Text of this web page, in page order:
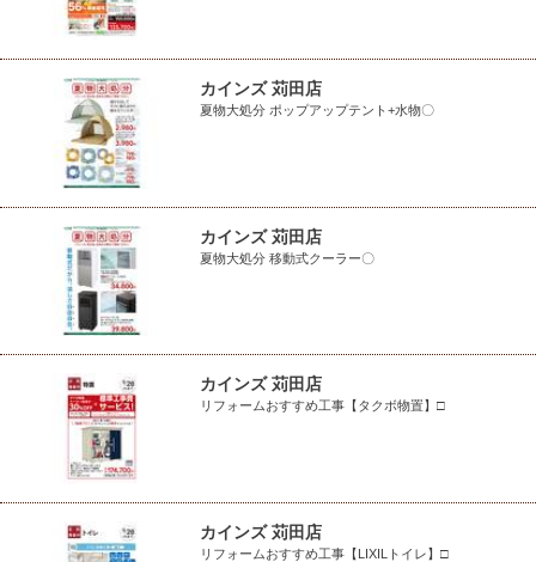
カインズ 苅田店
夏物大処分 ポップアップテント+水物〇
カインズ 苅田店
夏物大処分 移動式クーラー〇
カインズ 苅田店
リフォームおすすめ工事【タクボ物置】□
カインズ 苅田店
リフォームおすすめ工事【LIXILトイレ】□